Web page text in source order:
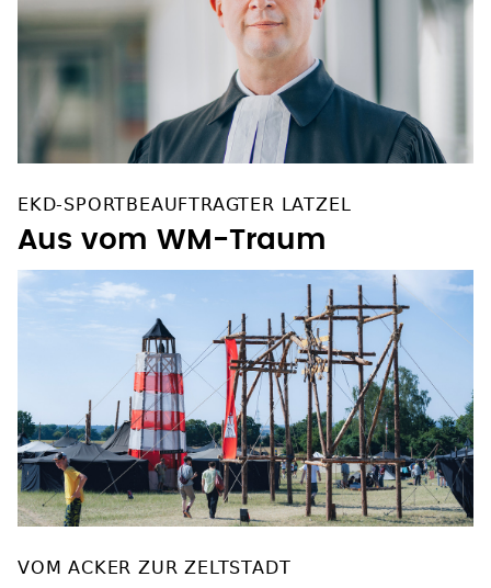
EKD-SPORTBEAUFTRAGTER LATZEL
Aus vom WM-Traum
VOM ACKER ZUR ZELTSTADT